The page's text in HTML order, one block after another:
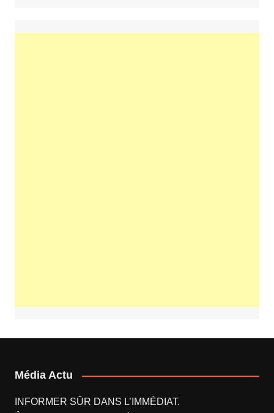
Média Actu
INFORMER SÛR DANS L’IMMÉDIAT.